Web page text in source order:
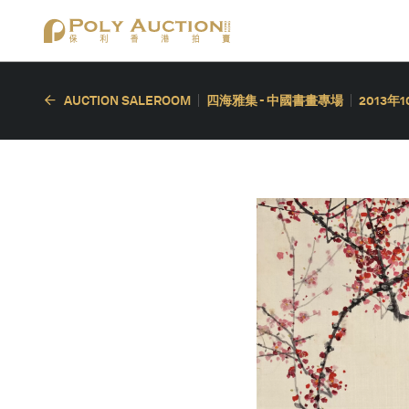
AUCTION SALEROOM 四海雅集 - 中國書畫專場 2013年